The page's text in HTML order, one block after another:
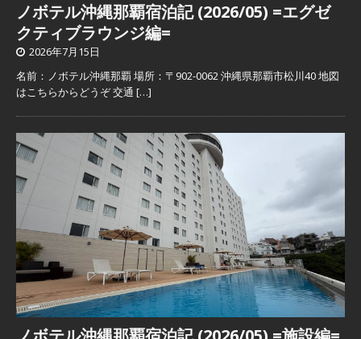
ノボテル沖縄那覇宿泊記 (2026/05) =エグゼ
クティブラウンジ編=
2026年7月15日
名前：ノボテル沖縄那覇 場所：〒902-0062 沖縄県那覇市松川40 地図
はこちらからどうぞ 交通 […]